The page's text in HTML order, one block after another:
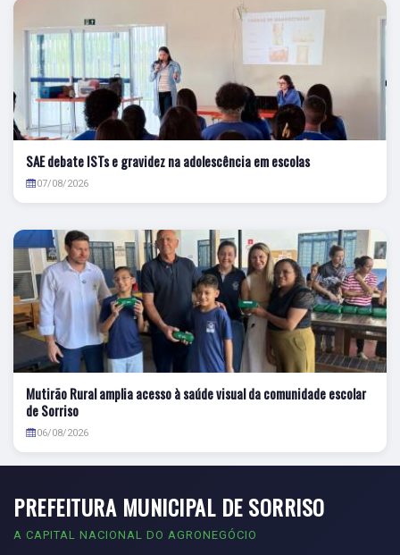
SAE debate ISTs e gravidez na adolescência em escolas
07/08/2026
Mutirão Rural amplia acesso à saúde visual da comunidade escolar
de Sorriso
06/08/2026
PREFEITURA MUNICIPAL DE SORRISO
A CAPITAL NACIONAL DO AGRONEGÓCIO